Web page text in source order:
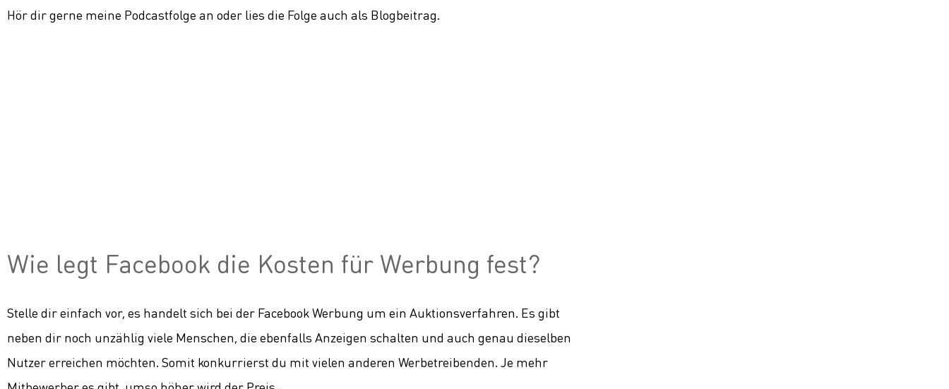
Hör dir gerne meine Podcastfolge an oder lies die Folge auch als Blogbeitrag.
Wie legt Facebook die Kosten für Werbung fest?
Stelle dir einfach vor, es handelt sich bei der Facebook Werbung um ein Auktionsverfahren. Es gibt
neben dir noch unzählig viele Menschen, die ebenfalls Anzeigen schalten und auch genau dieselben
Nutzer erreichen möchten. Somit konkurrierst du mit vielen anderen Werbetreibenden. Je mehr